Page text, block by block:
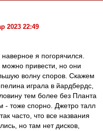
2023 22:49
наверное я погорячился.
привести, но они
волну споров. Скажем
играла в йардбердс,
тем более без Планта
- тоже спорно. Джетро талл
часто, что все названия
но там нет дисков,